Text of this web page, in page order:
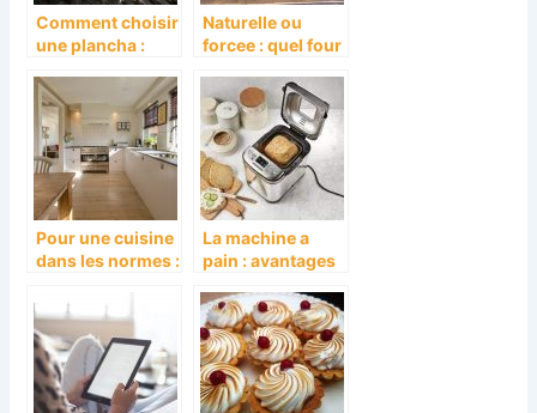
Comment choisir
une plancha :
conseils utiles
Naturelle ou
forcee : quel four
convection pour
quels plats ?
Pour une cuisine
dans les normes :
a avoir
La machine a
pain : avantages
choix